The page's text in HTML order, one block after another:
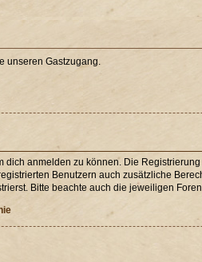
unseren Gastzugang.
dich anmelden zu können. Die
Benutzern auch zusätzliche
Bitte beachte auch die jeweiligen